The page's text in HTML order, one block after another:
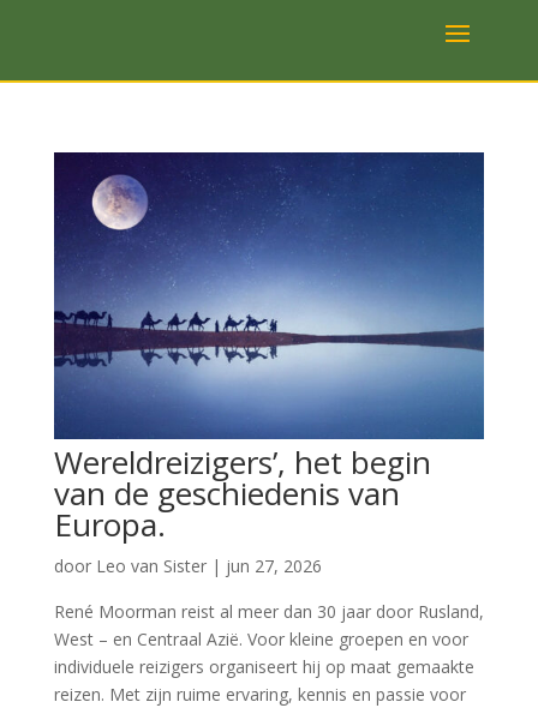
Wereldreizigers’, het begin
van de geschiedenis van
Europa.
door Leo van Sister| jun 27, 2026
René Moorman reist al meer dan 30 jaar door Rusland,
West – en Centraal Azië. Voor kleine groepen en voor
individuele reizigers organiseert hij op maat gemaakte
reizen. Met zijn ruime ervaring, kennis en passie voor